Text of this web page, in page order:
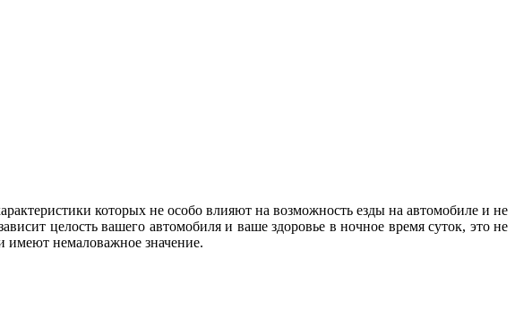
которых не особо влияют на возможность езды на автомобиле и не
целость вашего автомобиля и ваше здоровье в ночное время суток, это не
имеют немаловажное значение.